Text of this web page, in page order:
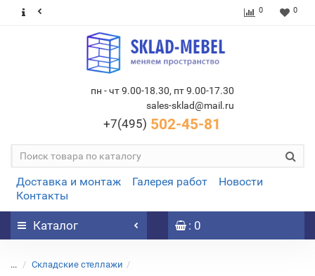
0 0
пн - чт 9.00-18.30, пт 9.00-17.30
sales-sklad@mail.ru
+7(495) 502-45-81
Доставка и монтаж Галерея работ
Новости
Контакты
Каталог : 0
... Складские стеллажи